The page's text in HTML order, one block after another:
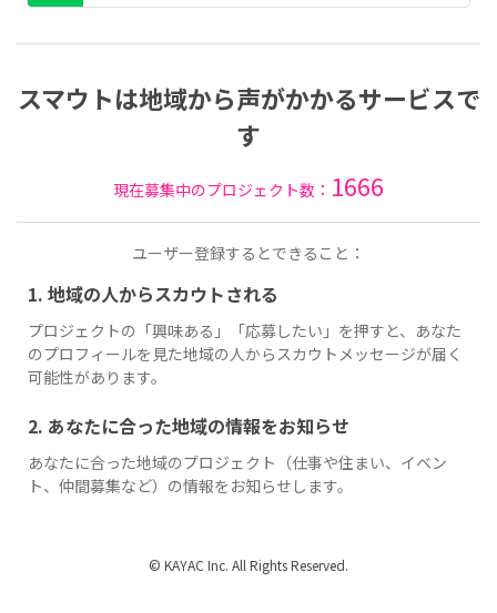
スマウトは地域から声がかかるサービスで
す
現在募集中のプロジェクト数： 1666
ユーザー登録するとできること：
1. 地域の人からスカウトされる
プロジェクトの「興味ある」「応募したい」を押すと、あなた
のプロフィールを見た地域の人からスカウトメッセージが届く
可能性があります。
2. あなたに合った地域の情報をお知らせ
あなたに合った地域のプロジェクト（仕事や住まい、イベン
ト、仲間募集など）の情報をお知らせします。
© KAYAC Inc. All Rights Reserved.